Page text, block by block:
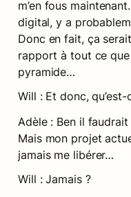
m’en fous
digital, y a
Donc en fait, ça
rapport à tout ce que
pyramide…
Will : Et donc,
Adèle : Ben il
Mais mon projet
jamais me libérer…
Will : Jamais ?